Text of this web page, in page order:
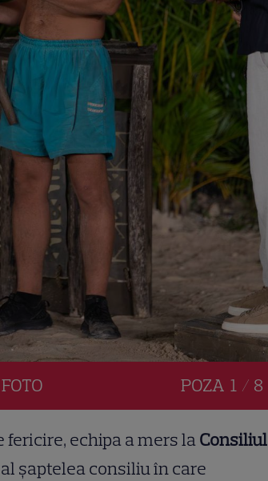
FOTO POZA 1 / 8
fericire, echipa a mers laConsiliul
șaptelea consiliu în care